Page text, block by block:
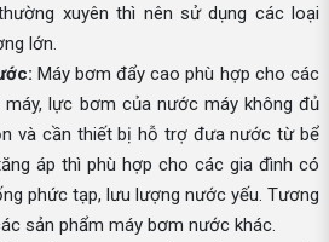
xuyên thì nên sử dụng các loại
lớn.
Máy bơm đẩy cao phù hợp cho các
lực bơm của nước máy không đủ
và cần thiết bị hỗ trợ đưa nước từ bể
áp thì phù hợp cho các gia đình có
phức tạp, lưu lượng nước yếu. Tương
sản phẩm máy bơm nước khác.